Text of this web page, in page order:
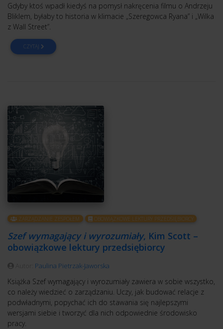
Gdyby ktoś wpadł kiedyś na pomysł nakręcenia filmu o Andrzeju
Bliklem, byłaby to historia w klimacie „Szeregowca Ryana” i „Wilka
z Wall Street”.
CZYTAJ
ZARZĄDZANIE ZESPOŁEM OBOWIĄZKOWE LEKTURY PRZEDSIĘBIORCY
Szef wymagający i wyrozumiały, Kim Scott –
obowiązkowe lektury przedsiębiorcy
Paulina Pietrzak-Jaworska
Książka Szef wymagający i wyrozumiały zawiera w sobie wszystko,
co należy wiedzieć o zarządzaniu. Uczy, jak budować relacje z
podwładnymi, popychać ich do stawania się najlepszymi
wersjami siebie i tworzyć dla nich odpowiednie środowisko
pracy.